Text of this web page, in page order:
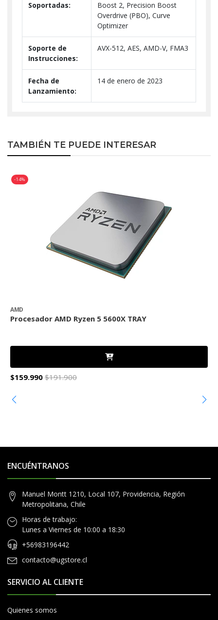
Soportadas:
Boost 2, Precision Boost
Overdrive (PBO), Curve
Optimizer
Soporte de
Instrucciones:
AVX-512, AES, AMD-V, FMA3
Fecha de
Lanzamiento:
14 de enero de 2023
TAMBIÉN TE PUEDE INTERESAR
-14%
AMD
Procesador AMD Ryzen 5 5600X TRAY
$159.990 $191.900
ENCUÉNTRANOS
Manuel Montt 1210, Local 107, Providencia, Región
Metropolitana, Chile
Horas de trabajo:
Lunes a Viernes de 10:00 a 18:30
+56983196442
contacto@ugstore.cl
SERVICIO AL CLIENTE
Quienes somos